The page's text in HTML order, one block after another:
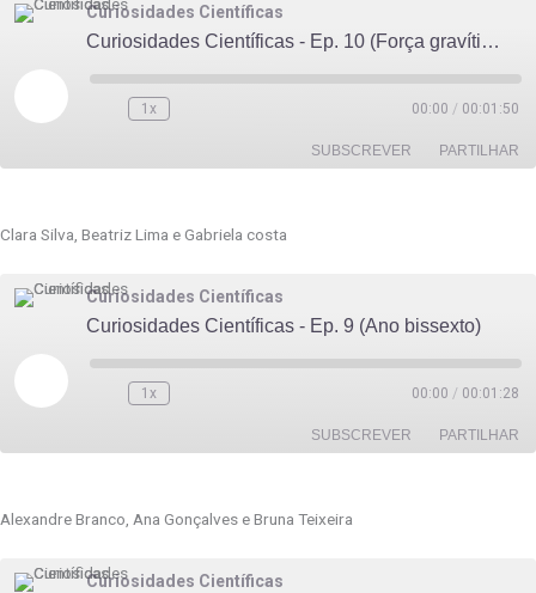
INCORPORAR
Curiosidades Científicas
Curiosidades Científicas - Ep. 10 (Força gravítica)
Reproduzir
1x 00:00 / 00:01:50
SUBSCREVER PARTILHAR
FEED RSS
INCORPORAR
Clara Silva, Beatriz Lima e Gabriela costa
Curiosidades Científicas
Curiosidades Científicas - Ep. 9 (Ano bissexto)
Reproduzir
1x 00:00 / 00:01:28
SUBSCREVER PARTILHAR
FEED RSS
Alexandre Branco, Ana Gonçalves e Bruna Teixeira
Curiosidades Científicas